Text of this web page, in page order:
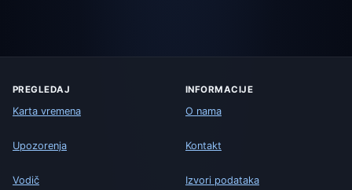
PREGLEDAJ
Karta vremena
Upozorenja
Vodič
INFORMACIJE
O nama
Kontakt
Izvori podataka